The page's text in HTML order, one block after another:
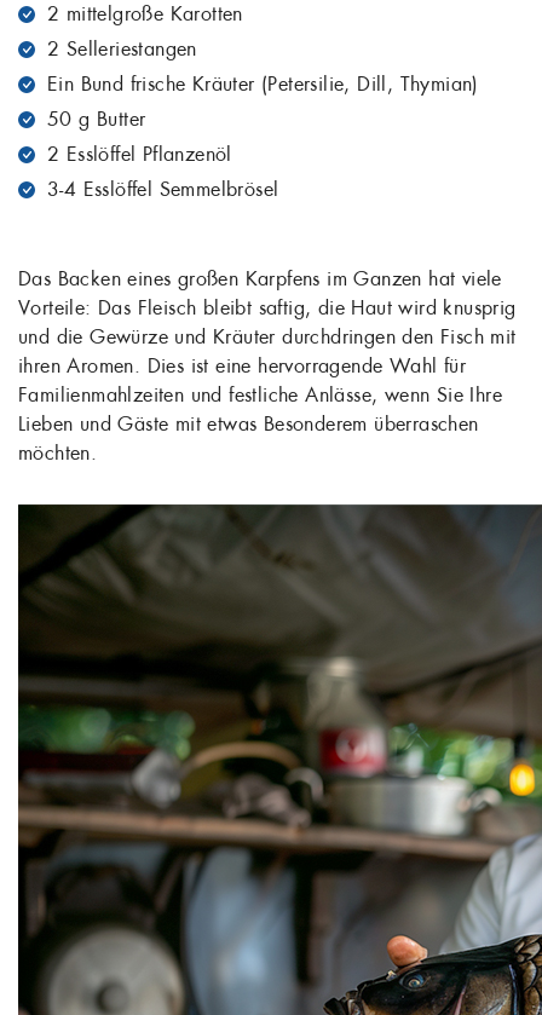
2 mittelgroße Karotten
2 Selleriestangen
Ein Bund frische Kräuter (Petersilie, Dill, Thymian)
50 g Butter
2 Esslöffel Pflanzenöl
3-4 Esslöffel Semmelbrösel
Das Backen eines großen Karpfens im Ganzen hat viele
Vorteile: Das Fleisch bleibt saftig, die Haut wird knusprig
und die Gewürze und Kräuter durchdringen den Fisch mit
ihren Aromen. Dies ist eine hervorragende Wahl für
Familienmahlzeiten und festliche Anlässe, wenn Sie Ihre
Lieben und Gäste mit etwas Besonderem überraschen
möchten.